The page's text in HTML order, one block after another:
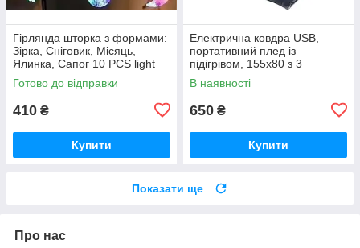
Гірлянда шторка з формами:
Зірка, Сніговик, Місяць,
Ялинка, Сапог 10 PCS light
Кольорова гірлянда-штора
Готово до відправки
410 ₴
Купити
Електрична ковдра USB,
портативний плед із
підігрівом, 155x80 з 3
режимами нагрівання
Електроковдра із застібкою
В наявності
650 ₴
Купити
Показати ще
Про нас